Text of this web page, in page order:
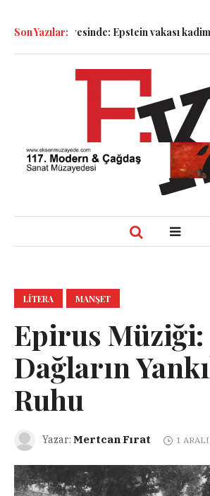
Son Yazılar:Epstein vakası kadim tanrıları
LITERA MANŞET
Epirus Müziği:
Dağların
Ruhu
Yazar: Mertcan Fırat 1